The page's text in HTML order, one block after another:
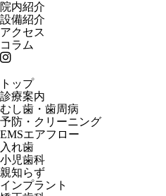
院内紹介
設備紹介
アクセス
コラム
トップ
診療案内
むし歯・歯周病
予防・クリーニング
EMSエアフロー
入れ歯
小児歯科
親知らず
インプラント